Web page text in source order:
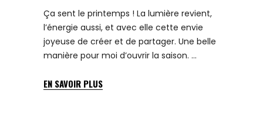
Ça sent le printemps ! La lumière revient,
l’énergie aussi, et avec elle cette envie
joyeuse de créer et de partager. Une belle
manière pour moi d’ouvrir la saison.
EN SAVOIR PLUS